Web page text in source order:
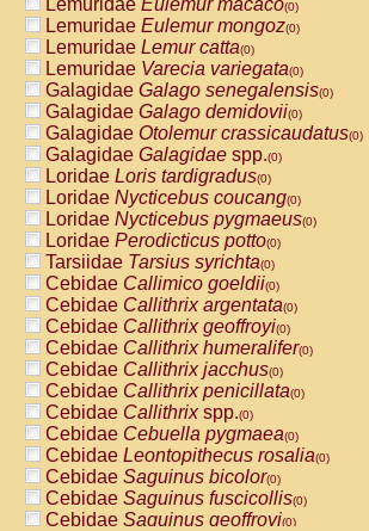
Lemuridae Eulemur macaco(0)
Lemuridae Eulemur mongoz(0)
Lemuridae Lemur catta(0)
Lemuridae Varecia variegata(0)
Galagidae Galago senegalensis(0)
Galagidae Galago demidovii(0)
Galagidae Otolemur crassicaudatus(0)
Galagidae Galagidae spp.(0)
Loridae Loris tardigradus(0)
Loridae Nycticebus coucang(0)
Loridae Nycticebus pygmaeus(0)
Loridae Perodicticus potto(0)
Tarsiidae Tarsius syrichta(0)
Cebidae Callimico goeldii(0)
Cebidae Callithrix argentata(0)
Cebidae Callithrix geoffroyi(0)
Cebidae Callithrix humeralifer(0)
Cebidae Callithrix jacchus(0)
Cebidae Callithrix penicillata(0)
Cebidae Callithrixspp.(0)
Cebidae Cebuella pygmaea(0)
Cebidae Leontopithecus rosalia(0)
Cebidae Saguinus bicolor(0)
Cebidae Saguinus fuscicollis(0)
Cebidae Saguinus geoffroyi(0)